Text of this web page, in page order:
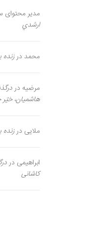
مدیر محتوای
ارشدي
محمد در
مرضیه در
هاشمیان، خیّر
ملایی در
ابراهیمی در
کاشانی